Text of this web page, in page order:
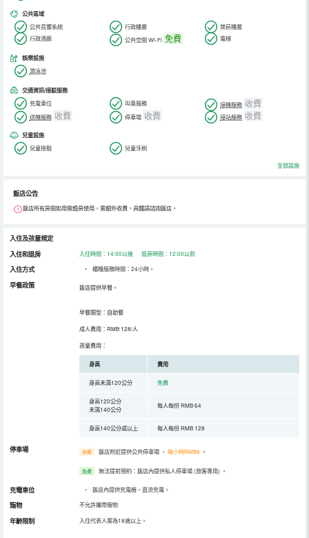
公共區域
公共音響系統 行政樓層
禁菸樓層
行政酒廊
公共空間 Wi-Fi 免費 電梯
娛樂設施
游泳池
交通資訊/接駁服務
充電車位 叫車服務 接機服務 收費
送機服務 收費 停車場 收費 接站服務 收費
兒童設施
兒童拖鞋 兒童牙刷
全部設施
飯店公告
飯店所有房間如用做婚房使用，需額外收費，具體請諮詢飯店。
入住及孩童規定
入住和退房
入住時間：14:00以後 退房時間：12:00以前
入住方式 • 櫃檯服務時間：24小時。
早餐政策 飯店提供早餐。
早餐類型：自助餐
成人費用：RMB 128/人
孩童費用：
身高 費用
身高未滿120公分 免費
身高120公分
未滿140公分
每人每份 RMB 64
身高140公分或以上 每人每份 RMB 128
停車場 收費 飯店附近提供公共停車場 ， 每小時RMB4 。
免費 無法提前預約：飯店內提供私人停車場 (旅客專用) 。
充電車位 • 飯店內提供充電樁，直流充電。
寵物 不允許攜帶寵物
年齡限制 入住代表人需為18歲以上。